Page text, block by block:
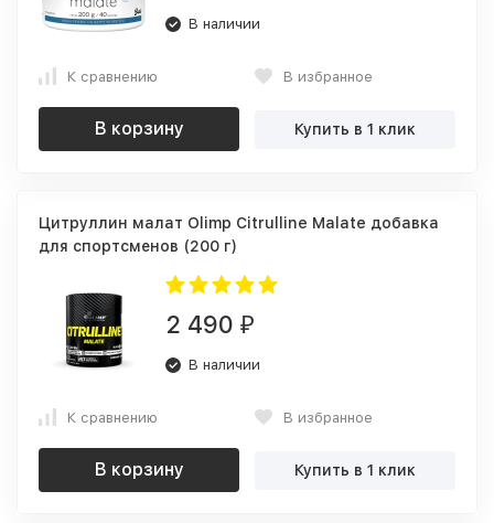
В наличии
К сравнению В избранное
В корзину Купить в 1 клик
Цитруллин малат Olimp Citrulline Malate добавка
для спортсменов (200 г)
2 490 ₽
В наличии
К сравнению В избранное
В корзину Купить в 1 клик